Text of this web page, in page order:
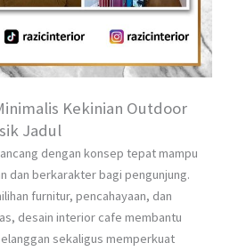
Kekinian Outdoor
Jadul
dengan konsep tepat mampu
dan berkarakter bagi pengunjung.
furnitur, pencahayaan, dan
desain interior cafe membantu
sekaligus memperkuat